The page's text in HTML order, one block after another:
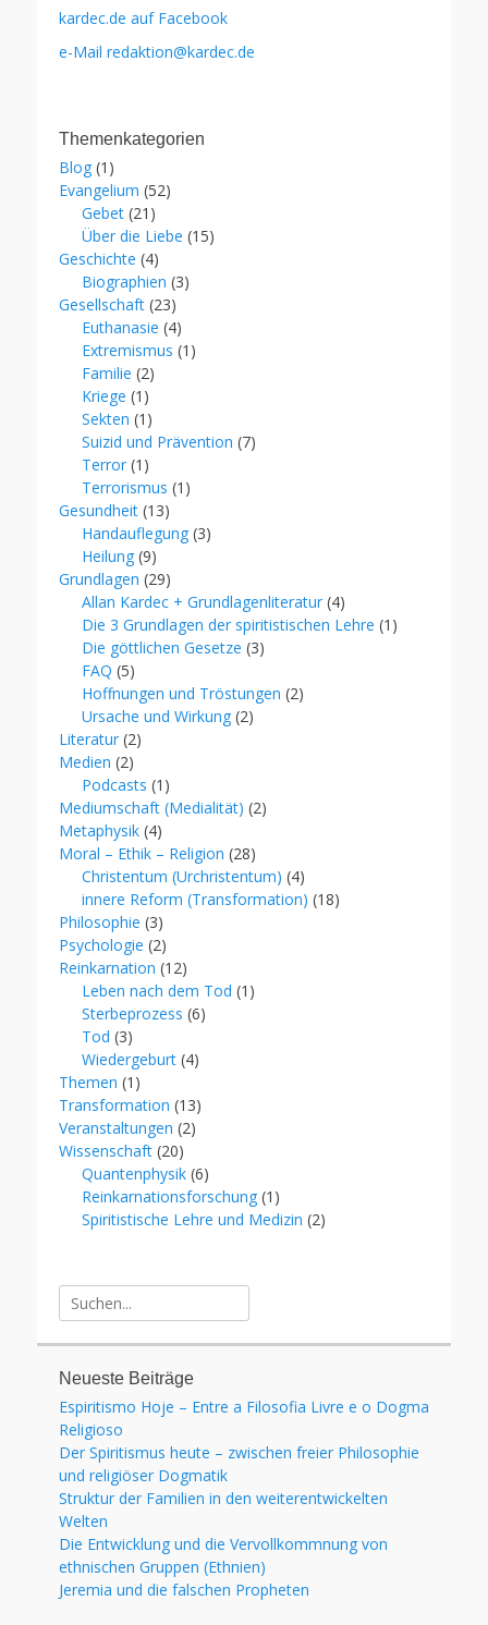
kardec.de auf Facebook
e-Mail redaktion@kardec.de
Themenkategorien
Blog (1)
Evangelium (52)
Gebet (21)
Über die Liebe (15)
Geschichte (4)
Biographien (3)
Gesellschaft (23)
Euthanasie (4)
Extremismus (1)
Familie (2)
Kriege (1)
Sekten (1)
Suizid und Prävention (7)
Terror (1)
Terrorismus (1)
Gesundheit (13)
Handauflegung (3)
Heilung (9)
Grundlagen (29)
Allan Kardec + Grundlagenliteratur (4)
Die 3 Grundlagen der spiritistischen Lehre (1)
Die göttlichen Gesetze (3)
FAQ (5)
Hoffnungen und Tröstungen (2)
Ursache und Wirkung (2)
Literatur (2)
Medien (2)
Podcasts (1)
Mediumschaft (Medialität) (2)
Metaphysik (4)
Moral – Ethik – Religion (28)
Christentum (Urchristentum) (4)
innere Reform (Transformation) (18)
Philosophie (3)
Psychologie (2)
Reinkarnation (12)
Leben nach dem Tod (1)
Sterbeprozess (6)
Tod (3)
Wiedergeburt (4)
Themen (1)
Transformation (13)
Veranstaltungen (2)
Wissenschaft (20)
Quantenphysik (6)
Reinkarnationsforschung (1)
Spiritistische Lehre und Medizin (2)
Suche
für:
Neueste Beiträge
Espiritismo Hoje – Entre a Filosofia Livre e o Dogma
Religioso
Der Spiritismus heute – zwischen freier Philosophie
und religiöser Dogmatik
Struktur der Familien in den weiterentwickelten
Welten
Die Entwicklung und die Vervollkommnung von
ethnischen Gruppen (Ethnien)
Jeremia und die falschen Propheten